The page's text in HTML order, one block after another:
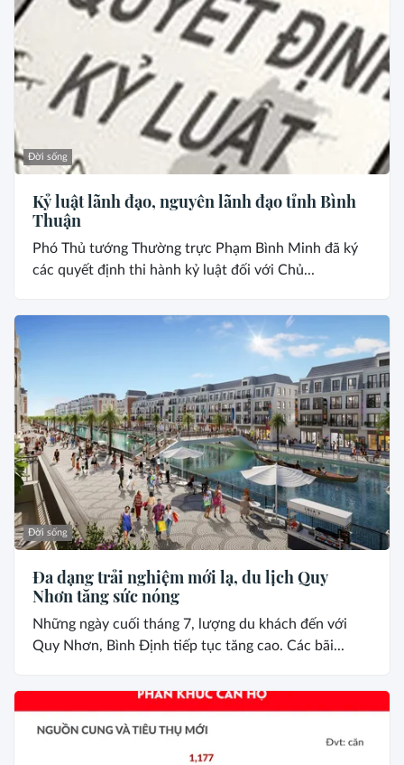
Đời sống
Kỷ luật lãnh đạo, nguyên lãnh đạo tỉnh Bình
Thuận
Phó Thủ tướng Thường trực Phạm Bình Minh đã ký
các quyết định thi hành kỷ luật đối với Chủ...
Đời sống
Đa dạng trải nghiệm mới lạ, du lịch Quy
Nhơn tăng sức nóng
Những ngày cuối tháng 7, lượng du khách đến với
Quy Nhơn, Bình Định tiếp tục tăng cao. Các bãi...